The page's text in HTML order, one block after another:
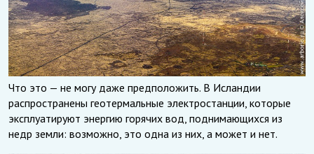
Что это — не могу даже предположить. В Исландии
распространены геотермальные электростанции, которые
эксплуатируют энергию горячих вод, поднимающихся из
недр земли: возможно, это одна из них, а может и нет.